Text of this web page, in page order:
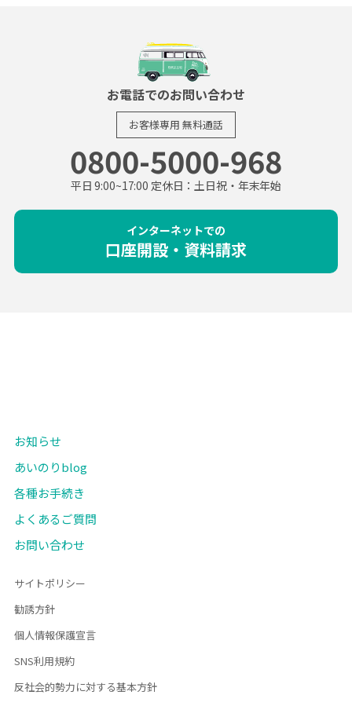
お電話でのお問い合わせ
お客様専用 無料通話
0800-5000-968
平日 9:00~17:00 定休日：土日祝・年末年始
インターネットでの
口座開設・資料請求
お知らせ
あいのりblog
各種お手続き
よくあるご質問
お問い合わせ
サイトポリシー
勧誘方針
個人情報保護宣言
SNS利用規約
反社会的勢力に対する基本方針